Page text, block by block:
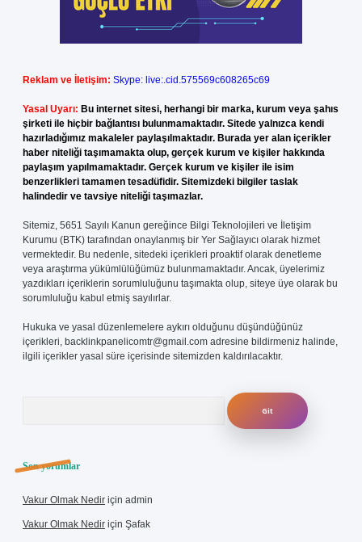
Reklam ve İletişim: Skype: live:.cid.575569c608265c69
Yasal Uyarı: Bu internet sitesi, herhangi bir marka, kurum veya şahıs
şirketi ile hiçbir bağlantısı bulunmamaktadır. Sitede yalnızca kendi
hazırladığımız makaleler paylaşılmaktadır. Burada yer alan içerikler
haber niteliği taşımamakta olup, gerçek kurum ve kişiler hakkında
paylaşım yapılmamaktadır. Gerçek kurum ve kişiler ile isim
benzerlikleri tamamen tesadüfidir. Sitemizdeki bilgiler taslak
halindedir ve tavsiye niteliği taşımazlar.
Sitemiz, 5651 Sayılı Kanun gereğince Bilgi Teknolojileri ve İletişim
Kurumu (BTK) tarafından onaylanmış bir Yer Sağlayıcı olarak hizmet
vermektedir. Bu nedenle, sitedeki içerikleri proaktif olarak denetleme
veya araştırma yükümlülüğümüz bulunmamaktadır. Ancak, üyelerimiz
yazdıkları içeriklerin sorumluluğunu taşımakta olup, siteye üye olarak bu
sorumluluğu kabul etmiş sayılırlar.
Hukuka ve yasal düzenlemelere aykırı olduğunu düşündüğünüz
içerikleri, backlinkpanelicomtr@gmail.com adresine bildirmeniz halinde,
ilgili içerikler yasal süre içerisinde sitemizden kaldırılacaktır.
Son yorumlar
Vakur Olmak Nedir için admin
Vakur Olmak Nedir için Şafak